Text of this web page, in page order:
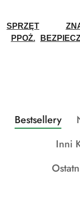
SPRZĘT
PPOŻ.
Pomiń
Produkty
o
Bestsellery
Inni